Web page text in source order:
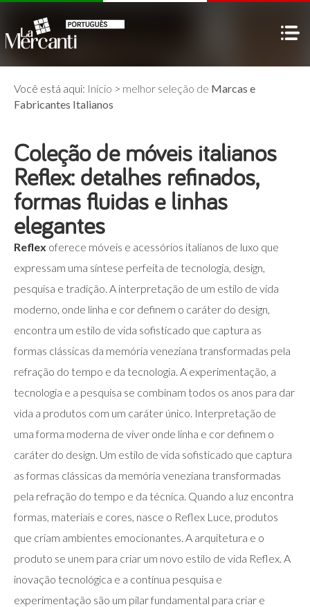
Você está aqui: Início > melhor seleção de Marcas e
Fabricantes Italianos
Coleção de móveis italianos
Reflex: detalhes refinados,
formas fluidas e linhas
elegantes
Reflex oferece móveis e acessórios italianos de luxo que
expressam uma síntese perfeita de tecnologia, design,
pesquisa e tradição. A interpretação de um estilo de vida
moderno, onde linha e cor definem o caráter do design,
encontra um estilo de vida sofisticado que captura as
formas clássicas da memória veneziana transformadas pela
refração do tempo e da tecnologia. A experimentação, a
tecnologia e a pesquisa se combinam todos os anos para dar
vida a produtos com um caráter único. Interpretação de
uma forma moderna de viver onde linha e cor definem o
caráter do design. Um estilo de vida sofisticado que captura
as formas clássicas da memória veneziana transformadas
pela refração do tempo e da técnica. Quando a luz encontra
formas, materiais e cores, nasce o Reflex Luce, produtos
que criam ambientes emocionantes. A arquitetura e o
produto se unem para criar um novo estilo de vida Reflex. A
inovação tecnológica e a contínua pesquisa e
experimentação são um pilar fundamental para criar e